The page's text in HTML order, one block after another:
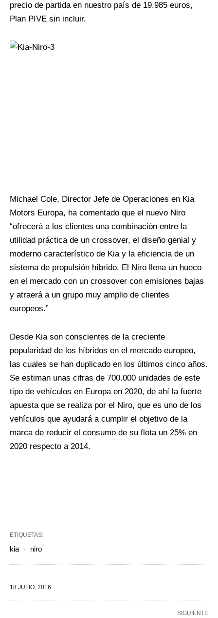
precio de partida en nuestro país de 19.985 euros,
Plan PIVE sin incluir.
Michael Cole, Director Jefe de Operaciones en Kia
Motors Europa, ha comentado que el nuevo Niro
“ofrecerá a los clientes una combinación entre la
utilidad práctica de un crossover, el diseño genial y
moderno característico de Kia y la eficiencia de un
sistema de propulsión híbrido. El Niro llena un hueco
en el mercado con un crossover con emisiones bajas
y atraerá a un grupo muy amplio de clientes
europeos.”
Desde Kia son conscientes de la creciente
popularidad de los híbridos en el mercado europeo,
las cuales se han duplicado en los últimos cinco años.
Se estiman unas cifras de 700.000 unidades de este
tipo de vehículos en Europa en 2020, de ahí la fuerte
apuesta que se realiza por el Niro, que es uno de los
vehículos que ayudará a cumplir el objetivo de la
marca de reducir el consumo de su flota un 25% en
2020 respecto a 2014.
ETIQUETAS:
kia niro
18 JULIO, 2016
SIGUIENTE